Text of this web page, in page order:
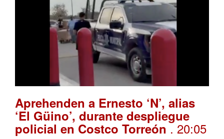
Aprehenden a Ernesto ‘N’, alias
‘El Güino’, durante despliegue
policial en Costco Torreón. 20:05